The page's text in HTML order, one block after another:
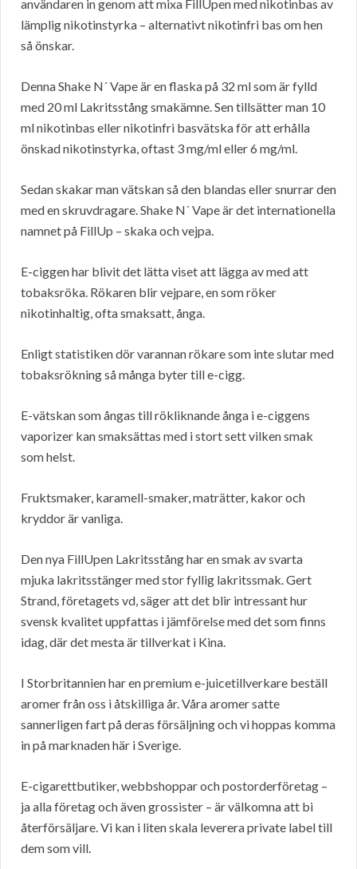
användaren in genom att mixa FillUpen med nikotinbas av
lämplig nikotinstyrka – alternativt nikotinfri bas om hen
så önskar.
Denna Shake N´ Vape är en flaska på 32 ml som är fylld
med 20 ml Lakritsstång smakämne. Sen tillsätter man 10
ml nikotinbas eller nikotinfri basvätska för att erhålla
önskad nikotinstyrka, oftast 3 mg/ml eller 6 mg/ml.
Sedan skakar man vätskan så den blandas eller snurrar den
med en skruvdragare. Shake N´ Vape är det internationella
namnet på FillUp – skaka och vejpa.
E-ciggen har blivit det lätta viset att lägga av med att
tobaksröka. Rökaren blir vejpare, en som röker
nikotinhaltig, ofta smaksatt, ånga.
Enligt statistiken dör varannan rökare som inte slutar med
tobaksrökning så många byter till e-cigg.
E-vätskan som ångas till rökliknande ånga i e-ciggens
vaporizer kan smaksättas med i stort sett vilken smak
som helst.
Fruktsmaker, karamell-smaker, maträtter, kakor och
kryddor är vanliga.
Den nya FillUpen Lakritsstång har en smak av svarta
mjuka lakritsstänger med stor fyllig lakritssmak. Gert
Strand, företagets vd, säger att det blir intressant hur
svensk kvalitet uppfattas i jämförelse med det som finns
idag, där det mesta är tillverkat i Kina.
I Storbritannien har en premium e-juicetillverkare beställ
aromer från oss i åtskilliga år. Våra aromer satte
sannerligen fart på deras försäljning och vi hoppas komma
in på marknaden här i Sverige.
E-cigarettbutiker, webbshoppar och postorderföretag –
ja alla företag och även grossister – är välkomna att bi
återförsäljare. Vi kan i liten skala leverera private label till
dem som vill.